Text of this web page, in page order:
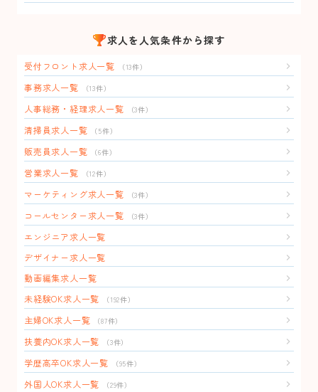
求人を人気条件から探す
受付フロント求人一覧 （13件）
事務求人一覧 （13件）
人事総務・経理求人一覧 （3件）
清掃員求人一覧 （5件）
販売員求人一覧 （6件）
営業求人一覧 （12件）
マーケティング求人一覧 （3件）
コールセンター求人一覧 （3件）
エンジニア求人一覧
デザイナー求人一覧
動画編集求人一覧
未経験OK求人一覧
（192件）
主婦OK求人一覧 （87件）
扶養内OK求人一覧 （3件）
学歴高卒OK求人一覧 （95件）
外国人OK求人一覧 （29件）